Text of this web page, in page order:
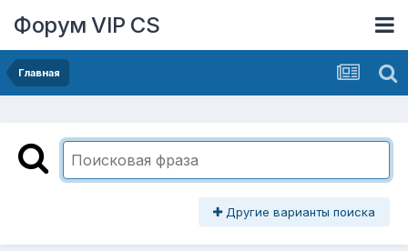
Форум VIP CS
Главная
Другие варианты поиска